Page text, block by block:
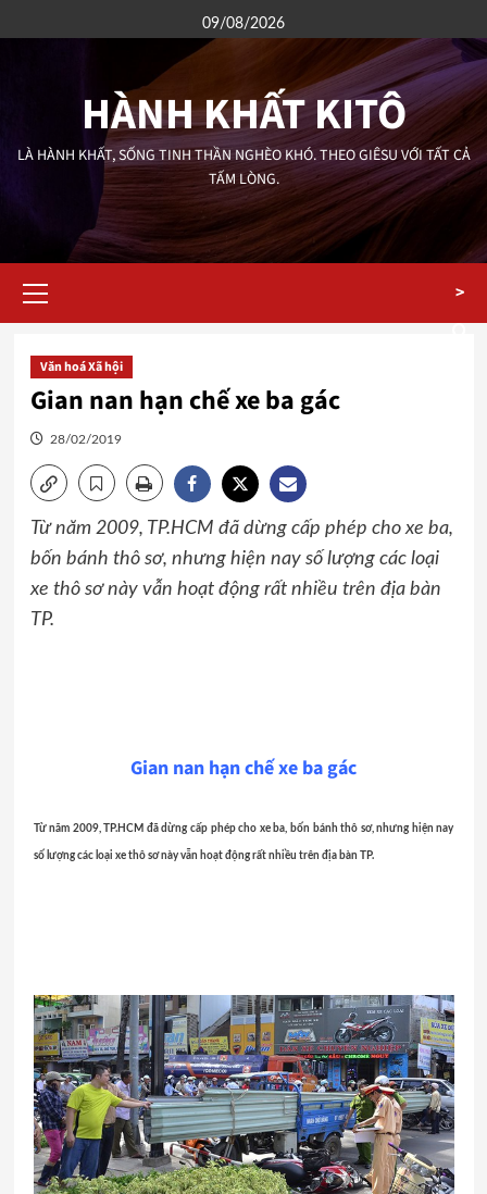
to
09/08/2026
HÀNH KHẤT KITÔ
LÀ HÀNH KHẤT, SỐNG TINH THẦN NGHÈO KHÓ. THEO GIÊSU VỚI TẤT CẢ
TẤM LÒNG.
Menu
>
Văn hoá Xã hội
Gian nan hạn chế xe ba gác
28/02/2019
Từ năm 2009, TP.HCM đã dừng cấp phép cho xe ba,
bốn bánh thô sơ, nhưng hiện nay số lượng các loại
xe thô sơ này vẫn hoạt động rất nhiều trên địa bàn
TP.
Gian nan hạn chế xe ba gác
Từ năm 2009, TP.HCM đã dừng cấp phép cho xe ba, bốn bánh thô sơ, nhưng hiện nay
số lượng các loại xe thô sơ này vẫn hoạt động rất nhiều trên địa bàn TP.